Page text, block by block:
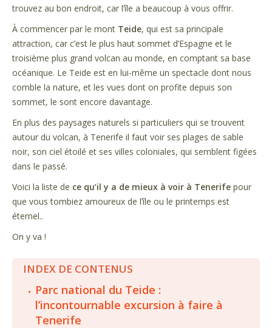
trouvez au bon endroit, car l’île a beaucoup à vous offrir.
À commencer par le mont Teide, qui est sa principale
attraction, car c’est le plus haut sommet d’Espagne et le
troisième plus grand volcan au monde, en comptant sa base
océanique. Le Teide est en lui-même un spectacle dont nous
comble la nature, et les vues dont on profite depuis son
sommet, le sont encore davantage.
En plus des paysages naturels si particuliers qui se trouvent
autour du volcan, à Tenerife il faut voir ses plages de sable
noir, son ciel étoilé et ses villes coloniales, qui semblent figées
dans le passé.
Voici la liste de ce qu’il y a de mieux à voir à Tenerife pour
que vous tombiez amoureux de l’île ou le printemps est
éternel..
On y va !
INDEX DE CONTENUS
Parc national du Teide :
l’incontournable excursion à faire à
Tenerife